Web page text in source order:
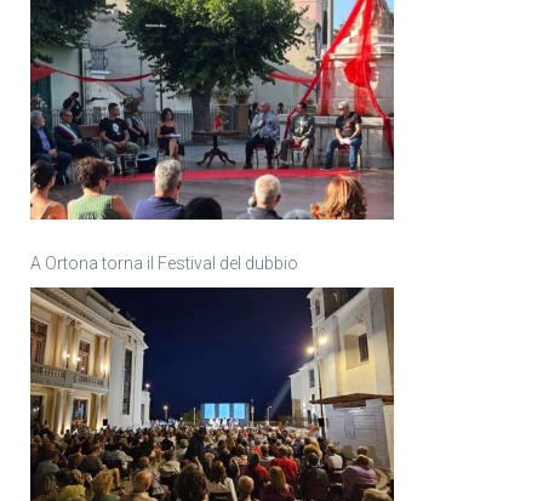
A Ortona torna il Festival del dubbio